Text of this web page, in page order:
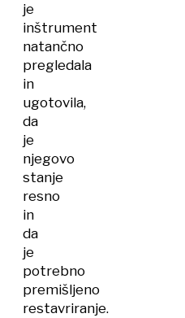
je
inštrument
natančno
pregledala
in
ugotovila,
da
je
njegovo
stanje
resno
in
da
je
potrebno
premišljeno
restavriranje.